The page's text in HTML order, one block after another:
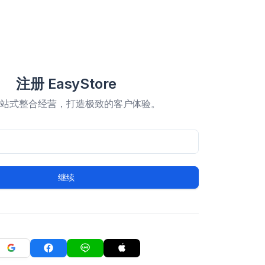
注册 EasyStore
式整合经营，打造极致的客户体验。
继续